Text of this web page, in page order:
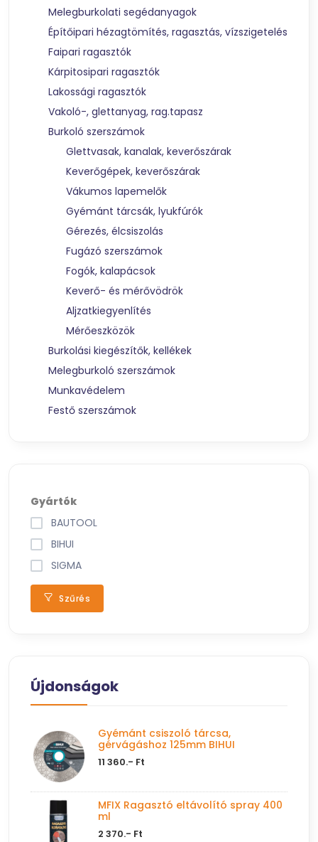
Melegburkolati segédanyagok
Építőipari hézagtömítés, ragasztás, vízszigetelés
Faipari ragasztók
Kárpitosipari ragasztók
Lakossági ragasztók
Vakoló-, glettanyag, rag.tapasz
Burkoló szerszámok
Glettvasak, kanalak, keverőszárak
Keverőgépek, keverőszárak
Vákumos lapemelők
Gyémánt tárcsák, lyukfúrók
Gérezés, élcsiszolás
Fugázó szerszámok
Fogók, kalapácsok
Keverő- és mérővödrök
Aljzatkiegyenlítés
Mérőeszközök
Burkolási kiegészítők, kellékek
Melegburkoló szerszámok
Munkavédelem
Festő szerszámok
Gyártók
BAUTOOL
BIHUI
SIGMA
Szűrés
Újdonságok
Gyémánt csiszoló tárcsa,
gérvágáshoz 125mm BIHUI
11 360.- Ft
MFIX Ragasztó eltávolító spray 400
ml
2 370.- Ft